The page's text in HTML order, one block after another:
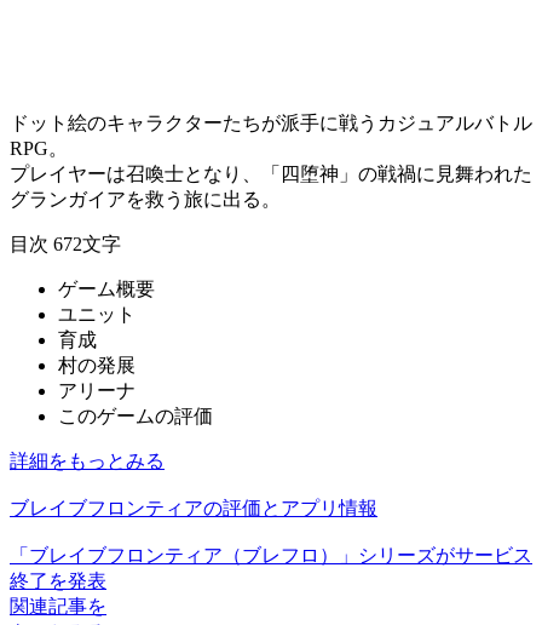
ドット絵のキャラクターたちが派手に戦う カジュアルバトル
RPG。
プレイヤーは召喚士となり、 「四堕神」 の戦禍に見舞われた
グランガイアを救う旅に出る。
目次 672文字
ゲーム概要
ユニット
育成
村の発展
アリーナ
このゲームの評価
詳細をもっとみる
ブレイブフロンティアの評価とアプリ情報
「ブレイブフロンティア（ブレフロ）」シリーズがサービス
終了を発表
関連記事を